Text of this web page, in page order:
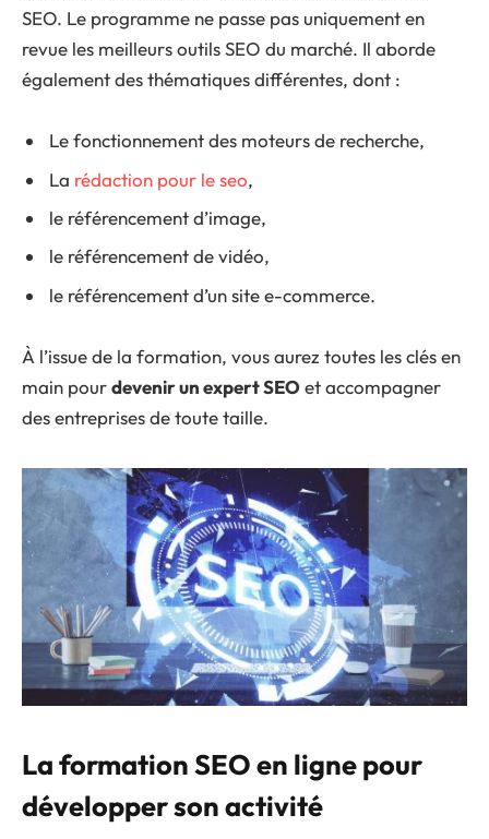
SEO. Le programme ne passe pas uniquement en
revue les meilleurs outils SEO du marché. Il aborde
également des thématiques différentes, dont :
Le fonctionnement des moteurs de recherche,
La rédaction pour le seo,
le référencement d’image,
le référencement de vidéo,
le référencement d’un site e-commerce.
À l’issue de la formation, vous aurez toutes les clés en
main pourdevenir un expert SEO et accompagner
des entreprises de toute taille.
La formation SEO en ligne pour
développer son activité